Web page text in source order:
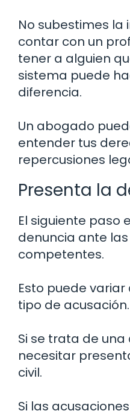
No subestimes
contar con un
tener a alguien
sistema puede
diferencia.
Un abogado
entender tus
repercusiones
Presenta la
El siguiente paso
denuncia ante
competentes.
Esto puede
tipo de acusación.
Si se trata de
necesitar
civil.
Si las